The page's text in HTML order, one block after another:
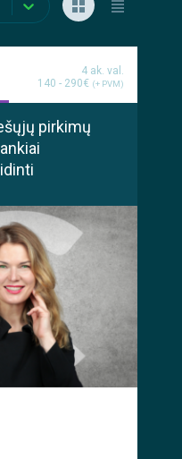
4 ak. val.
140 - 290€ (+ PVM)
pirkimų